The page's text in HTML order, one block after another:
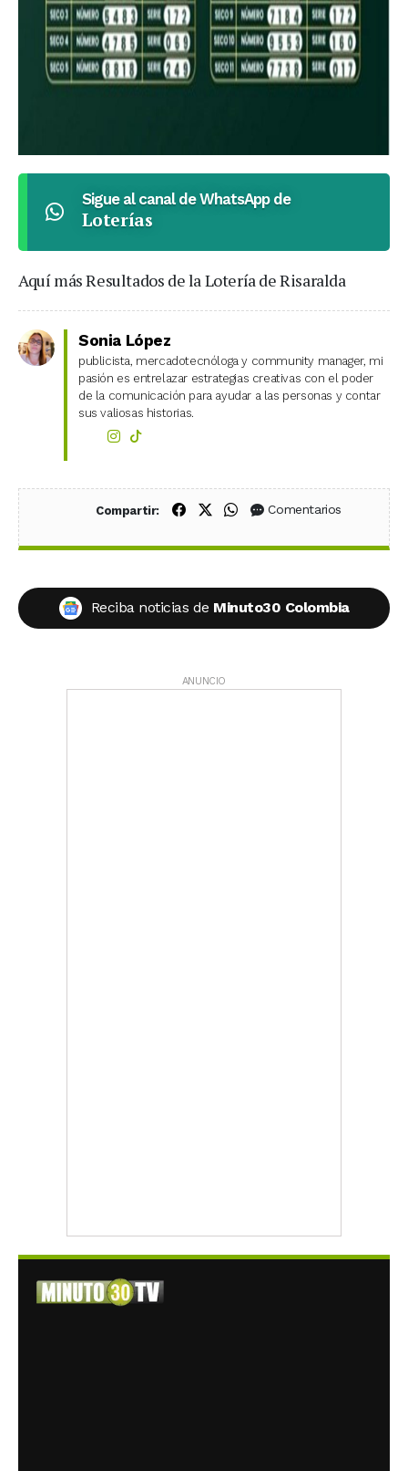
Sigue al canal de WhatsApp de
Loterías
Aquí más Resultados de la Lotería de Risaralda
Sonia López
publicista, mercadotecnóloga y community manager, mi
pasión es entrelazar estrategias creativas con el poder
de la comunicación para ayudar a las personas y contar
sus valiosas historias.
Compartir: Compartir en Facebook
Compartir en X (Twitter)
Compartir en WhatsApp
Comentarios
Reciba noticias de Minuto30 Colombia
ANUNCIO